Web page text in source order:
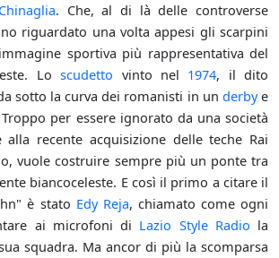
. Che, al di là delle controverse
riguardato una volta appesi gli scarpini
sportiva più rappresentativa del
Loscudetto vinto nel 1974, il dito
sotto la curva dei romanisti in un derbye
per essere ignorato da una società
alla recente acquisizione delle teche Rai
vuole costruire sempre più un ponte tra
biancoceleste. E così il primo a citare il
è stato Edy Reja, chiamato come ogni
ai microfoni di Lazio Style Radio la
squadra. Ma ancor di più la scomparsa